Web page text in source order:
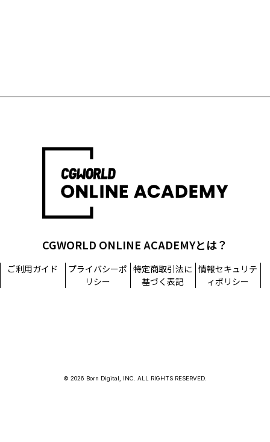
CGWORLD ONLINE ACADEMYとは？
ご利用ガイド
プライバシーポ
リシー
特定商取引法に
基づく表記
情報セキュリテ
ィポリシー
© 2026 Born Digital, INC. ALL RIGHTS RESERVED.